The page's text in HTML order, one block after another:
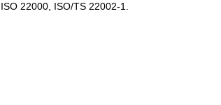
ISO 22000, ISO/TS 22002-1.